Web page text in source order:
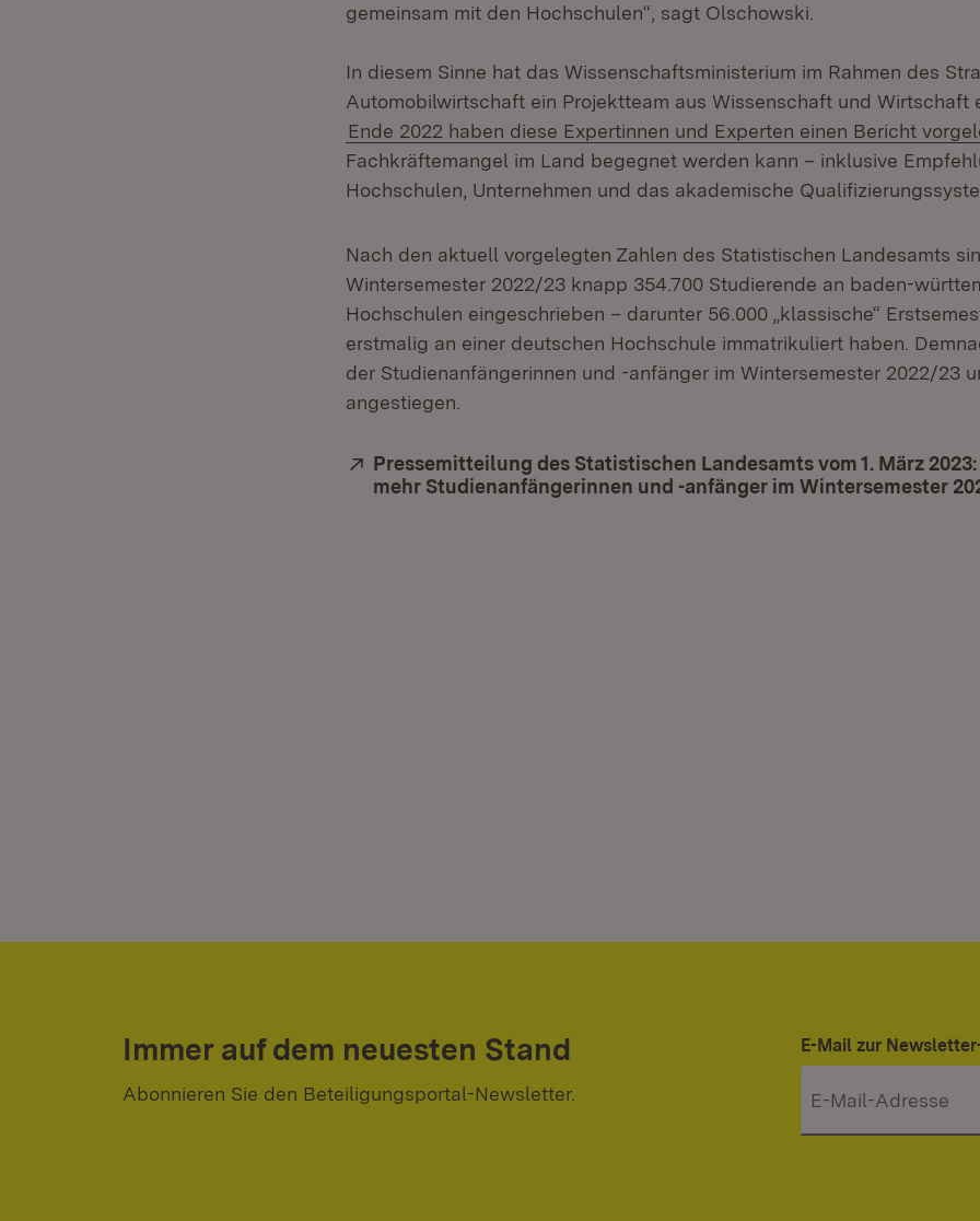
gemeinsam mit den Hochschulen“, sagt Olschowski.
In diesem Sinne hat das Wissenschaftsministerium im Rahmen des
Automobilwirtschaft ein Projektteam aus Wissenschaft und Wirtschaft
Ende 2022 haben diese Expertinnen und Experten einen Bericht
Fachkräftemangel im Land begegnet werden kann – inklusive
Hochschulen, Unternehmen und das akademische
Nach den aktuell vorgelegten Zahlen des Statistischen Landesamts
Wintersemester 2022/23 knapp 354.700 Studierende an baden-
Hochschulen eingeschrieben – darunter 56.000 „klassische“
erstmalig an einer deutschen Hochschule immatrikuliert haben.
der Studienanfängerinnen und -anfänger im Wintersemester 2022/23
angestiegen.
Extern:
Pressemitteilung des Statistischen Landesamts vom 1. März
mehr Studienanfängerinnen und -anfänger im Wintersemester
Immer auf dem neuesten Stand
Abonnieren Sie den Beteiligungsportal-Newsletter.
E-Mail zur